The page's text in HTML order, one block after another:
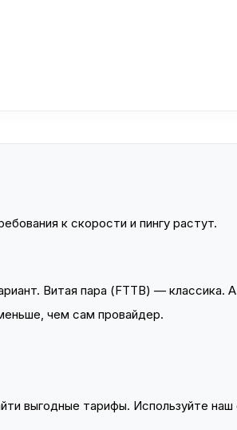
к скорости и пингу растут.
Витая пара (FTTB) — классика.
чем сам провайдер.
выгодные тарифы. Используйте наш